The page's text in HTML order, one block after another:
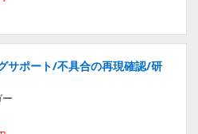
サポート/不具合の再現確認/研